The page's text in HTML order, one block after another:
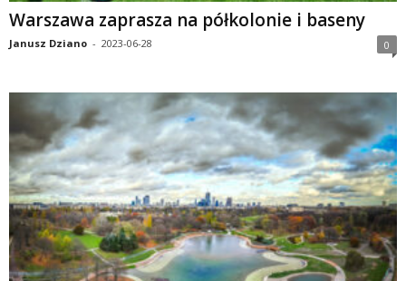
Warszawa zaprasza na półkolonie i baseny
Janusz Dziano - 2023-06-28 0